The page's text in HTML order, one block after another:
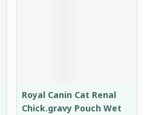
Royal Canin Cat Renal
Chick.gravy Pouch Wet